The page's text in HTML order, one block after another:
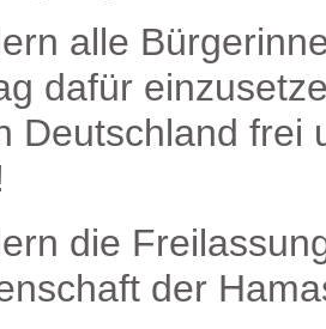
alle
dafür
Deutschland frei
die
der